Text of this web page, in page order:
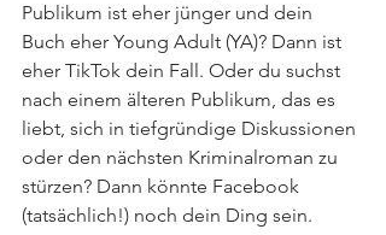
Publikum ist eher jünger und dein
Buch eher Young Adult (YA)? Dann ist
eher TikTok dein Fall. Oder du suchst
nach einem älteren Publikum, das es
liebt, sich in tiefgründige Diskussionen
oder den nächsten Kriminalroman zu
stürzen? Dann könnte Facebook
(tatsächlich!) noch dein Ding sein.